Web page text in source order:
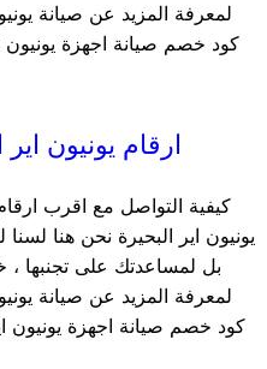
لمعرفة المزيد عن صيانة
كود خصم صيانة اجهزة يونيون
ارقام يونيون اير البحيرة
كيفية التواصل مع اقرب
يونيون اير البحيرة نحن هنا
بل لمساعدتك على تجنبها ،
لمعرفة المزيد عن صيانة
كود خصم صيانة اجهزة يونيون